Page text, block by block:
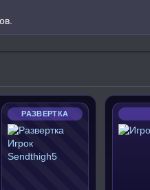
РАЗВЕРТКА